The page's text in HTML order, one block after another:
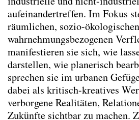
aufeinandertreffen. Im Fokus
räumlichen, sozio-
wahrnehmungsbezogenen
manifestieren sie sich, wie
darstellen, wie planerisch
sprechen sie im urbanen
dabei als kritisch-kreatives
verborgene Realitäten,
Zukünfte sichtbar zu machen.
Vorlesung
Wahlseminar
Lehre Sommersemester
Lehre Wintersemester 2024/
Lehre Sommersemester
Lehre Wintersemester
Dissertant*innen Seminare
Diplomand*innen Seminare